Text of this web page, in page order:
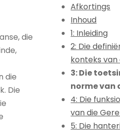
die
die
Die
Afkortings
Inhoud
1: Inleiding
2: Die
konteks
3: Die
norme van
4: Die
van die
5: Die